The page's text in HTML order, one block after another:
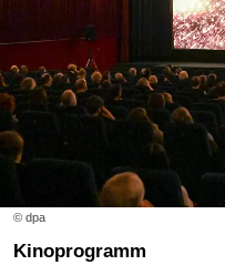
© dpa
Kinoprogramm